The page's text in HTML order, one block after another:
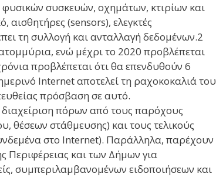
συσκευών, οχημάτων, κτιρίων και
αισθητήρες (sensors), ελεγκτές
τη συλλογή και ανταλλαγή δεδομένων.2
ενώ μέχρι το 2020 προβλέπεται
προβλέπεται ότι θα επενδυθούν 6
Internet αποτελεί τη ραχοκοκαλιά του
πρόσβαση σε αυτό.
διαχείριση πόρων από τους παρόχους
θέσεων στάθμευσης) και τους τελικούς
στο Internet). Παράλληλα, παρέχουν
Περιφέρειας και των Δήμων για
συμπεριλαμβανομένων ειδοποιήσεων και